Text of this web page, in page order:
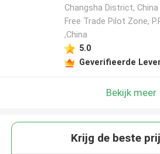
Changsha District, China
Free Trade Pilot Zone,
,China
5.0
Geverifieerde
Bekijk meer
Krijg de beste